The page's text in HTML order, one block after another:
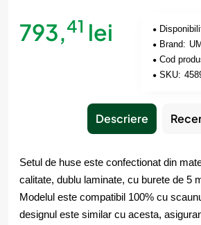
793,41 lei
Brand:
Cod
SKU:
Descriere
Setul de huse este confectionat din
calitate, dublu laminate, cu burete de 5
Modelul este compatibil 100% cu
designul este similar cu acesta,